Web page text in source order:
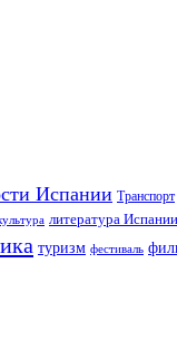
Испании Транспорт
литература Испании
туризм фестиваль